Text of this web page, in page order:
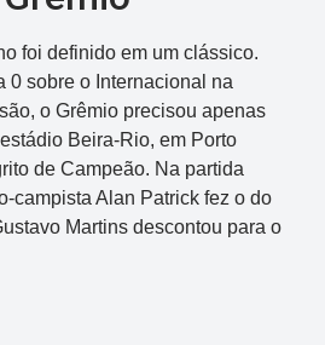
foi definido em um clássico.
0 sobre o Internacional na
o Grêmio precisou apenas
Beira-Rio, em Porto
de Campeão. Na partida
campista Alan Patrick fez o do
Martins descontou para o